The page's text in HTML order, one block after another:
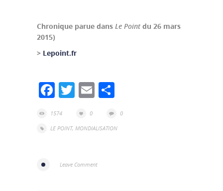
Chronique parue dans Le Pointdu 26 mars
2015)
> Lepoint.fr
Facebook
TwitterEmail
1574 0
0
LE POINT, MONDIALISATION
Leave Comment